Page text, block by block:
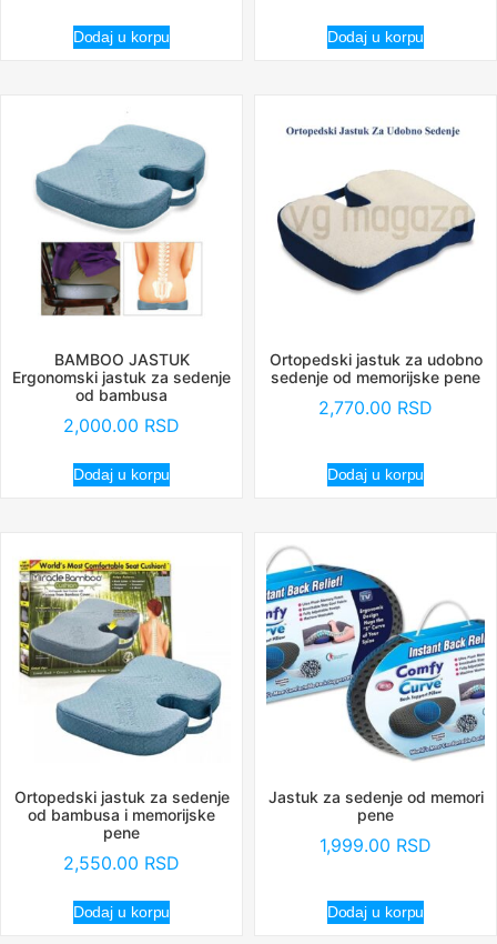
Dodaj u korpu Dodaj u korpu
BAMBOO JASTUK
Ergonomski jastuk za sedenje
od bambusa
2,000.00 RSD
Dodaj u korpu
Ortopedski jastuk za udobno
sedenje od memorijske pene
2,770.00 RSD
Dodaj u korpu
Ortopedski jastuk za sedenje
od bambusa i memorijske
pene
2,550.00 RSD
Dodaj u korpu
Jastuk za sedenje od memori
pene
1,999.00 RSD
Dodaj u korpu